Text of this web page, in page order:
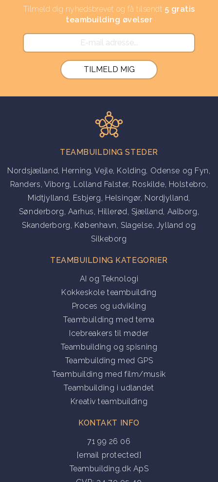
Tilmeld dig nyhedsbrevet og få tilsendt 5 gratis
teambuilding øvelser
TEAMBUILDING STEDER
Nordsjælland, Herning,Vejle, Kolding, Odense og Fyn,
Randers, Viborg, Lolland Falster, Roskilde, Holstebro,
Midtjylland, Esbjerg, Helsingør, Nordjylland,
Sønderborg, Aarhus, Hillerød, Sjælland, Aalborg,
Skanderborg, København, Slagelse, Jylland og
Silkeborg
TEAMBUILDING KATEGORIER
AI og Teknologi
Kokkeskole teambuilding
Proces og udvikling
Teambuilding med tema
Icebreakers til møder
Teambuilding og spisning
Teambuilding med GPS
Teambuilding med film/musik
Teambuilding i udlandet
Kreativ teambuilding
KONTAKT INFO
71 99 26 06
[email protected]
Teambuilding.dk ApS